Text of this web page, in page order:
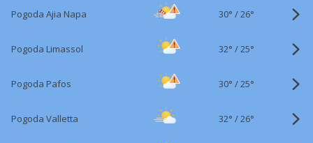
Pogoda Ajia Napa 30° /26°
Pogoda Limassol 32° /25°
Pogoda Pafos 30° /25°
Pogoda Valletta 32° /26°